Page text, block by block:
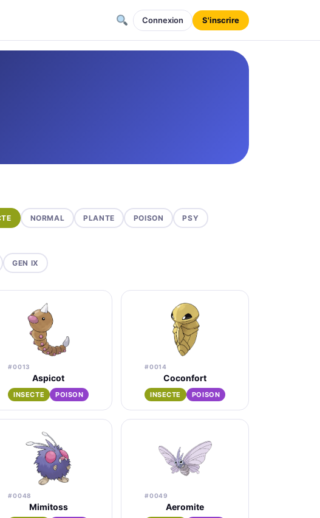
Connexion S'inscrire
NORMAL PLANTE POISON PSY
GEN IX
#0013
Aspicot
INSECTE POISON
#0014
Coconfort
INSECTE POISON
#0048
Mimitoss
#0049
Aeromite